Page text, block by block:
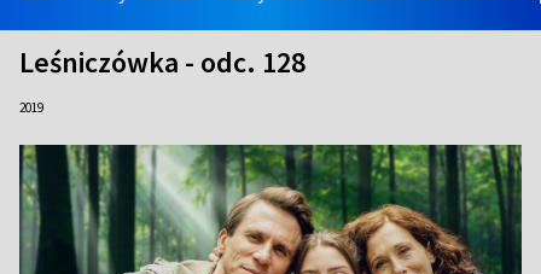
Leśniczówka - odc. 128
2019